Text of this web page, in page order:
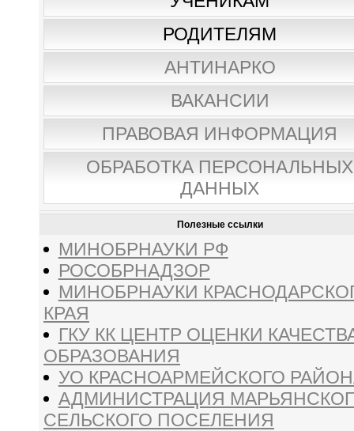
РОДИТЕЛЯМ
АНТИНАРКО
ВАКАНСИИ
ПРАВОВАЯ ИНФОРМАЦИЯ
ОБРАБОТКА ПЕРСОНАЛЬНЫХ
ДАННЫХ
Полезные ссылки
МИНОБРНАУКИ РФ
РОСОБРНАДЗОР
МИНОБРНАУКИ
КРАЯ
ГКУ КК ЦЕНТР ОЦЕНКИ
ОБРАЗОВАНИЯ
УО КРАСНОАРМЕЙСКОГО
АДМИНИСТРАЦИЯ
СЕЛЬСКОГО ПОСЕЛЕНИЯ